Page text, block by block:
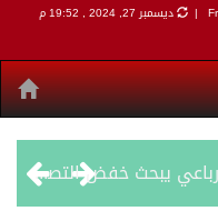
ديسمبر 27, 2024 , 19:52 م
بمشاركة السعودية.. اجتماع رباعي يبحث خفض التصعيد ومعالجة التحديات الأمنية الراهنة